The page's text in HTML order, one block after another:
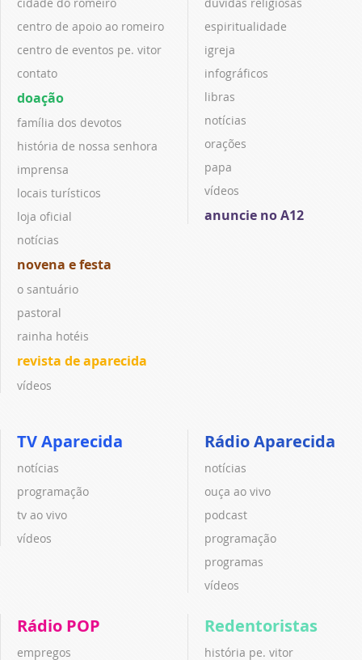
centro de apoio ao romeiro
centro de eventos pe. vitor
contato
doação
família dos devotos
história de nossa senhora
imprensa
locais turísticos
loja oficial
notícias
novena e festa
o santuário
pastoral
rainha hotéis
revista de aparecida
vídeos
espiritualidade
igreja
infográficos
libras
notícias
orações
papa
vídeos
anuncie no A12
TV Aparecida
notícias
programação
tv ao vivo
vídeos
Rádio Aparecida
notícias
ouça ao vivo
podcast
programação
programas
vídeos
Rádio POP
empregos
Redentoristas
história pe. vitor